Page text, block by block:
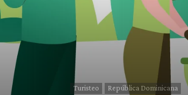
Turisteo República Dominicana